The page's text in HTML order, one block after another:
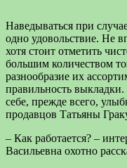
Наведываться при
одно удовольствие. Не
хотя стоит отметить
большим количеством
разнообразие их
правильность выкладки.
себе, прежде всего,
продавцов Татьяны
– Как работается? –
Васильевна охотно